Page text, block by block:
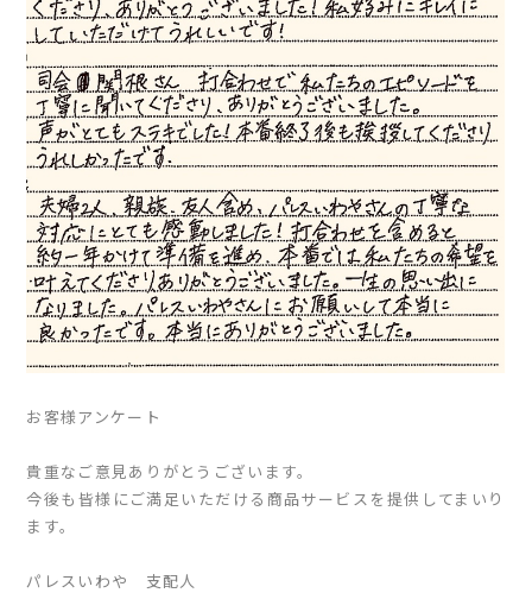
お客様アンケート
貴重なご意見ありがとうございます。
今後も皆様にご満足いただける商品サービスを提供してまいり
ます。
パレスいわや 支配人